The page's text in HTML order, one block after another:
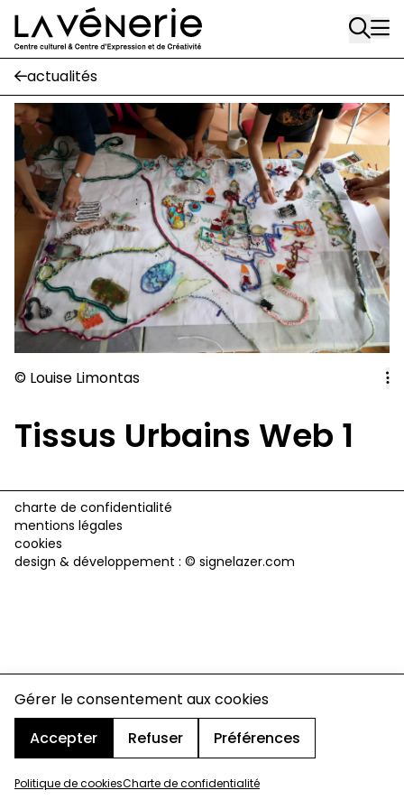
Gérer le consentement aux cookies
Accepter
Refuser Préférences
Politique de cookiesCharte de confidentialité
Aller au contenu principal
Rue Gratès, 3
1170 Watermael-Boitsfort
02 663 85 50
Écuries
Place Gilson, 3
1170 Watermael-Boitsfort
02 663 85 50
suivez-nous
Journal Vénerie - version papier
Newsletter
A
actualités
© Louise Limontas
Tissus Urbains Web 1
charte de confidentialité
mentions légales
cookies
design & développement : © signelazer.com